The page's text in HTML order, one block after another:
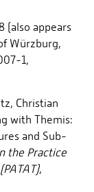
(also appears
Würzburg,
1,
Christian
with Themis:
and Sub-
the Practice
,